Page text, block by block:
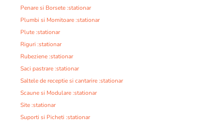
Penare si Borsete :stationar
Plumbi si Momitoare :stationar
Plute :stationar
Riguri :stationar
Rubeziene :stationar
Saci pastrare :stationar
Saltele de receptie si cantarire :stationar
Scaune si Modulare :stationar
Site :stationar
Suporti si Picheti :stationar